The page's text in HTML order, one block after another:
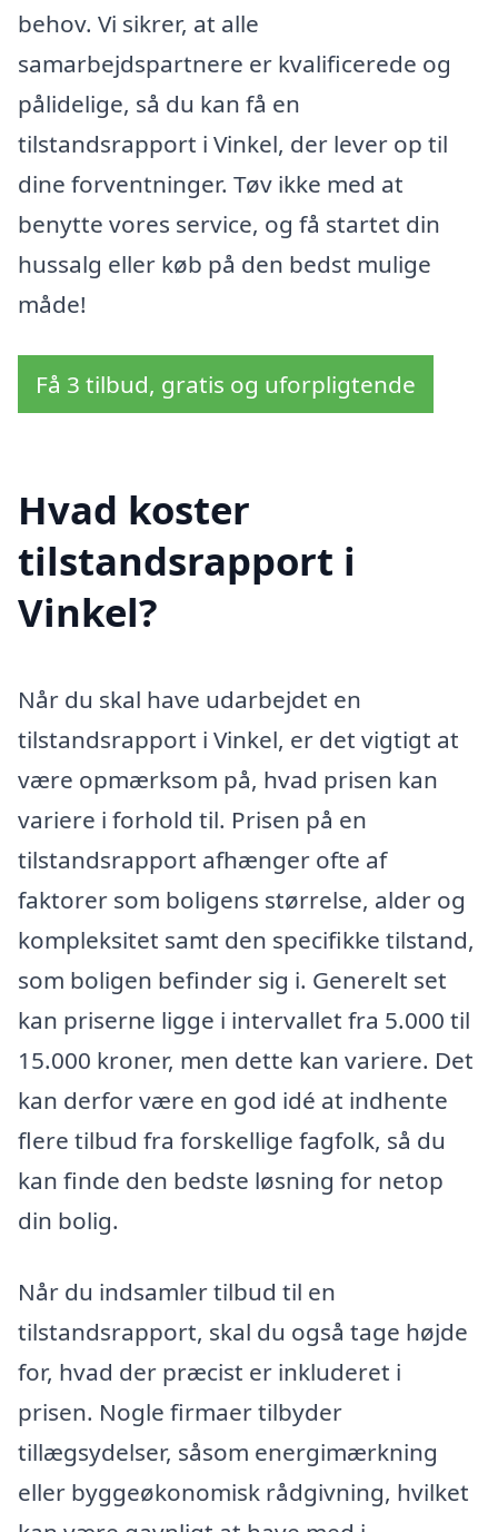
behov. Vi sikrer, at alle
samarbejdspartnere er kvalificerede og
pålidelige, så du kan få en
tilstandsrapport i Vinkel, der lever op til
dine forventninger. Tøv ikke med at
benytte vores service, og få startet din
hussalg eller køb på den bedst mulige
måde!
Få 3 tilbud, gratis og uforpligtende
Hvad koster
tilstandsrapport i
Vinkel?
Når du skal have udarbejdet en
tilstandsrapport i Vinkel, er det vigtigt at
være opmærksom på, hvad prisen kan
variere i forhold til. Prisen på en
tilstandsrapport afhænger ofte af
faktorer som boligens størrelse, alder og
kompleksitet samt den specifikke tilstand,
som boligen befinder sig i. Generelt set
kan priserne ligge i intervallet fra 5.000 til
15.000 kroner, men dette kan variere. Det
kan derfor være en god idé at indhente
flere tilbud fra forskellige fagfolk, så du
kan finde den bedste løsning for netop
din bolig.
Når du indsamler tilbud til en
tilstandsrapport, skal du også tage højde
for, hvad der præcist er inkluderet i
prisen. Nogle firmaer tilbyder
tillægsydelser, såsom energimærkning
eller byggeøkonomisk rådgivning, hvilket